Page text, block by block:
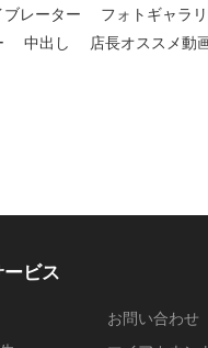
ブレーター
フォトギャラ
中出し
店長オススメ動
ビス
お問い合わせ